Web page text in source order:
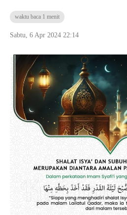
waktu baca 1 menit
Sabtu, 6 Apr 2024 22:14